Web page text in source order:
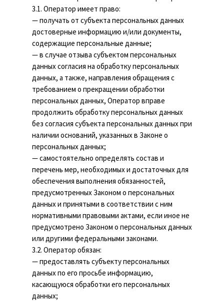
3.1. Оператор имеет право:
— получать от субъекта персональных данных
достоверные информацию и/или документы,
содержащие персональные данные;
— в случае отзыва субъектом персональных
данных согласия на обработку персональных
данных, а также, направления обращения с
требованием о прекращении обработки
персональных данных, Оператор вправе
продолжить обработку персональных данных
без согласия субъекта персональных данных при
наличии оснований, указанных в Законе о
персональных данных;
— самостоятельно определять состав и
перечень мер, необходимых и достаточных для
обеспечения выполнения обязанностей,
предусмотренных Законом о персональных
данных и принятыми в соответствии с ним
нормативными правовыми актами, если иное не
предусмотрено Законом о персональных данных
или другими федеральными законами.
3.2. Оператор обязан:
— предоставлять субъекту персональных
данных по его просьбе информацию,
касающуюся обработки его персональных
данных;